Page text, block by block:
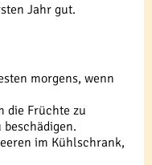
Jahr gut.
morgens, wenn
die Früchte zu
im Kühlschrank,